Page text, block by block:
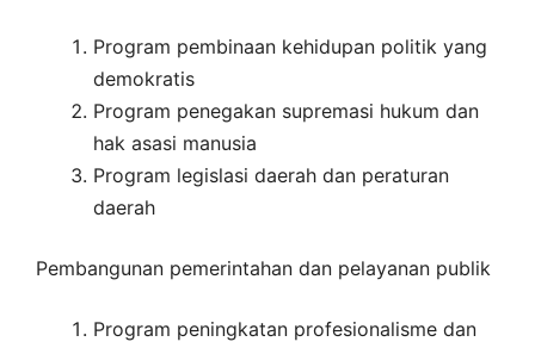
Program pembinaan kehidupan politik yang
demokratis
Program penegakan supremasi hukum dan
hak asasi manusia
Program legislasi daerah dan peraturan
daerah
Pembangunan pemerintahan dan pelayanan publik
Program peningkatan profesionalisme dan